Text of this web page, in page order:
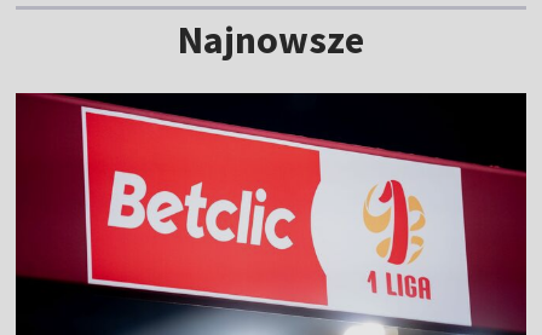
Najnowsze